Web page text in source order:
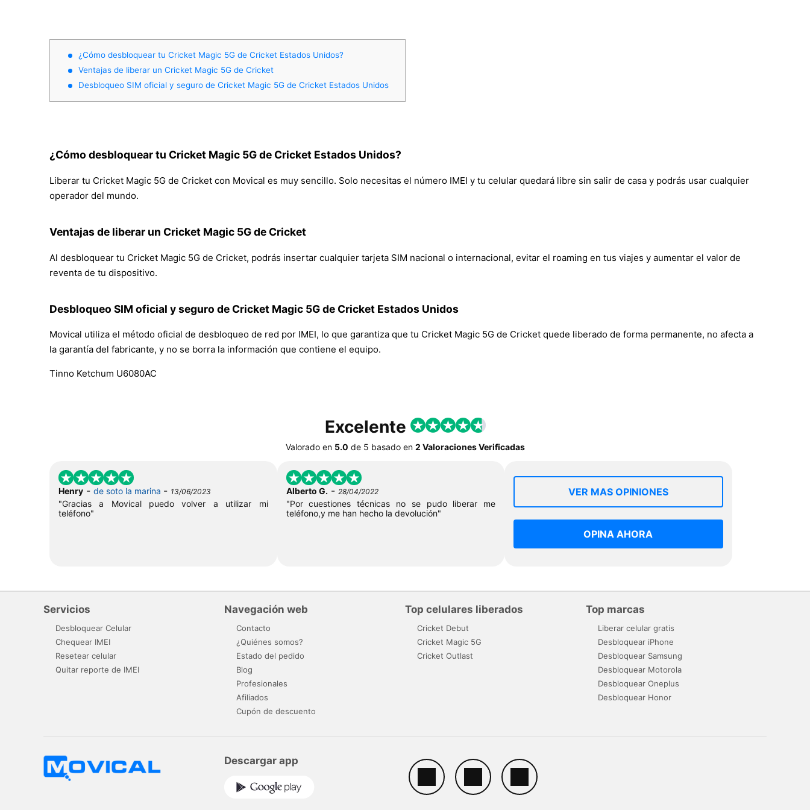
¿Cómo desbloquear tu Cricket Magic 5G de Cricket Estados Unidos?
Ventajas de liberar un Cricket Magic 5G de Cricket
Desbloqueo SIM oficial y seguro de Cricket Magic 5G de Cricket Estados Unidos
¿Cómo desbloquear tu Cricket Magic 5G de Cricket Estados Unidos?
Liberar tu Cricket Magic 5G de Cricket con Movical es muy sencillo. Solo necesitas el número IMEI y tu celular quedará libre sin salir de casa y podrás usar cualquier
operador del mundo.
Ventajas de liberar un Cricket Magic 5G de Cricket
Al desbloquear tu Cricket Magic 5G de Cricket, podrás insertar cualquier tarjeta SIM nacional o internacional, evitar el roaming en tus viajes y aumentar el valor de
reventa de tu dispositivo.
Desbloqueo SIM oficial y seguro de Cricket Magic 5G de Cricket Estados Unidos
Movical utiliza el método oficial de desbloqueo de red por IMEI, lo que garantiza que tu Cricket Magic 5G de Cricket quede liberado de forma permanente, no afecta a
la garantía del fabricante, y no se borra la información que contiene el equipo.
Tinno Ketchum U6080AC
Excelente
Valorado en 5.0 de 5 basado en 2 Valoraciones Verificadas
Henry - de soto la marina - 13/06/2023
"Gracias a Movical puedo volver a utilizar mi
teléfono"
Alberto G. - 28/04/2022
"Por cuestiones técnicas no se pudo liberar me
teléfono,y me han hecho la devolución"
VER MAS OPINIONES
OPINA AHORA
Servicios
Desbloquear Celular
Chequear IMEI
Resetear celular
Quitar reporte de IMEI
Navegación web
Contacto
¿Quiénes somos?
Estado del pedido
Blog
Profesionales
Afiliados
Cupón de descuento
Top celulares liberados
Cricket Debut
Cricket Magic 5G
Cricket Outlast
Top marcas
Liberar celular gratis
Desbloquear iPhone
Desbloquear Samsung
Desbloquear Motorola
Desbloquear Oneplus
Desbloquear Honor
Descargar app